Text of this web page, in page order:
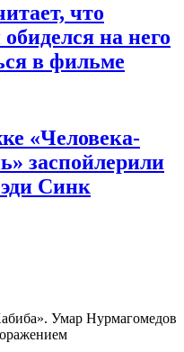
что
на него
в фильме
«Человека-
заспойлерили
Синк
Умар Нурмагомедов